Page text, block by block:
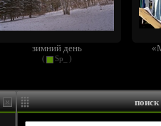
зимний день
( Sp_ )